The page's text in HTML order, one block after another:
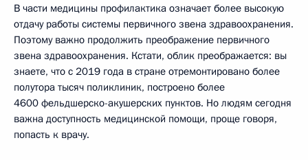
В части медицины профилактика означает более высокую
отдачу работы системы первичного звена здравоохранения.
Поэтому важно продолжить преображение первичного
звена здравоохранения. Кстати, облик преображается: вы
знаете, что с 2019 года в стране отремонтировано более
полутора тысяч поликлиник, построено более
4600 фельдшерско-акушерских пунктов. Но людям сегодня
важна доступность медицинской помощи, проще говоря,
попасть к врачу.